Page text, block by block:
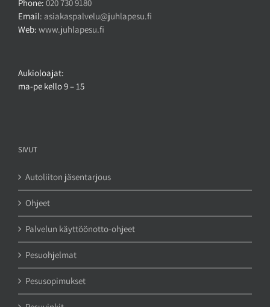
Phone: 020 730 9180
Email: asiakaspalvelu@juhlapesu.fi
Web: www.juhlapesu.fi
Aukioloajat:
ma-pe kello 9 – 15
SIVUT
Autoliiton jäsentarjous
Ohjeet
Palvelun käyttöönotto-ohjeet
Pesuohjelmat
Pesusopimukset